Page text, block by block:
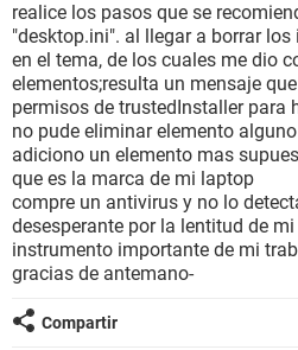
realice los pasos que se
"desktop.ini". al llegar a borrar
en el tema, de los cuales me dio
elementos;resulta un mensaje
permisos de trustedInstaller para
no pude eliminar elemento
adiciono un elemento mas
que es la marca de mi laptop
compre un antivirus y no lo
desesperante por la lentitud de
instrumento importante de mi
gracias de antemano-
Compartir